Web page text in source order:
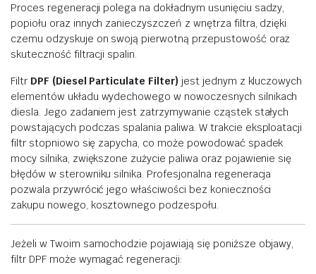
Proces regeneracji polega na dokładnym usunięciu sadzy,
popiołu oraz innych zanieczyszczeń z wnętrza filtra, dzięki
czemu odzyskuje on swoją pierwotną przepustowość oraz
skuteczność filtracji spalin.
Filtr DPF (Diesel Particulate Filter) jest jednym z kluczowych
elementów układu wydechowegow nowoczesnych silnikach
diesla. Jego zadaniem jest zatrzymywanie cząstek stałych
powstających podczas spalania paliwa. W trakcie eksploatacji
filtr stopniowo się zapycha, co może powodować spadek
mocy silnika, zwiększone zużycie paliwa oraz pojawienie się
błędów w sterowniku silnika. Profesjonalna regeneracja
pozwala przywrócić jegowłaściwości bez konieczności
zakupu nowego, kosztownego podzespołu.
Jeżeli w Twoim samochodzie pojawiają się poniższe objawy,
filtr DPF może wymagać regeneracji: